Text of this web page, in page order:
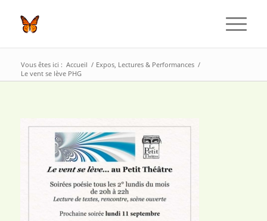
Vous êtes ici : Accueil / Expos, Lectures & Performances /
Le vent se lève PHG